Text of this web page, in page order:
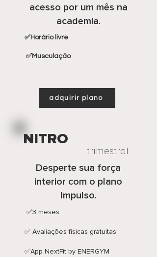
acesso por um mês na
academia.
✅Horário livre
​ ✅Musculação
adquirir plano
NITRO
trimestral
Desperte sua força
interior com o plano
Impulso.
✅3 meses
✅ Avaliações físicas gratuitas
✅App NextFit by ENERGYM